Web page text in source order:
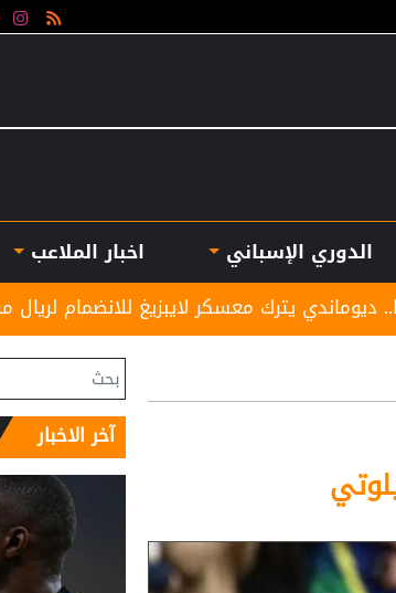
الدوري الإسباني اخبار الملاعب
لايبزيغ للانضمام لريال مدريد
آخر الاخبار